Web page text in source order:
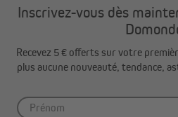
Inscrivez-vous dès
Recevez 5 € offerts sur votre
plus aucune nouveauté, tendance,